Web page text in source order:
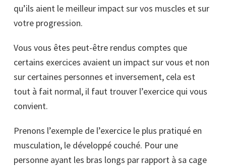
qu’ils aient le meilleur impact sur vos muscles et sur
votre progression.
Vous vous êtes peut-être rendus comptes que
certains exercices avaient un impact sur vous et non
sur certaines personnes et inversement, cela est
tout à fait normal, il faut trouver l’exercice qui vous
convient.
Prenons l’exemple de l’exercice le plus pratiqué en
musculation, le développé couché. Pour une
personne ayant les bras longs par rapport à sa cage